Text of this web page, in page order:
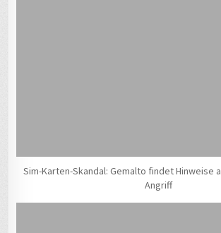
Sim-Karten-Skandal: Gemalto findet Hinweise
Angriff